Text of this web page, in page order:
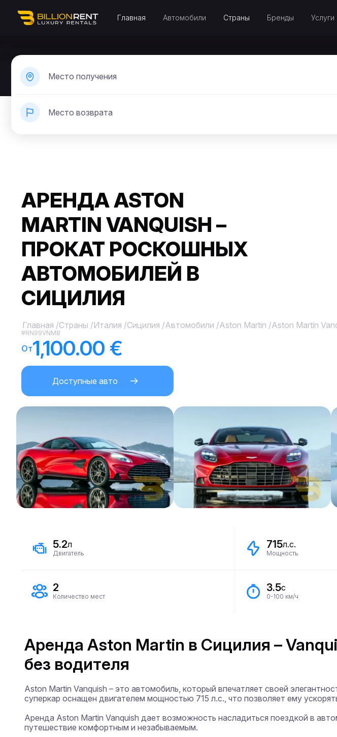
Главная Автомобили Страны Бренды Услуги
Место получения
Место возврата
АРЕНДА ASTON
MARTIN VANQUISH –
ПРОКАТ РОСКОШНЫХ
АВТОМОБИЛЕЙ В
СИЦИЛИЯ
Главная /Страны /Италия /Сицилия /Автомобили /Aston Martin /Aston Martin
#RN99VNMB
От1,100.00 €
Доступные авто
5.2л
Двигатель
715л.с.
Мощность
2
Количество мест
3.5с
0-100 км/ч
Аренда Aston Martin в Сицилия –
без водителя
Aston Martin Vanquish – это автомобиль, который впечатляет своей
суперкар оснащен двигателем мощностью 715 л.с., что позволяет ему
Аренда Aston Martin Vanquish дает возможность насладиться поездкой в
путешествие комфортным и незабываемым.